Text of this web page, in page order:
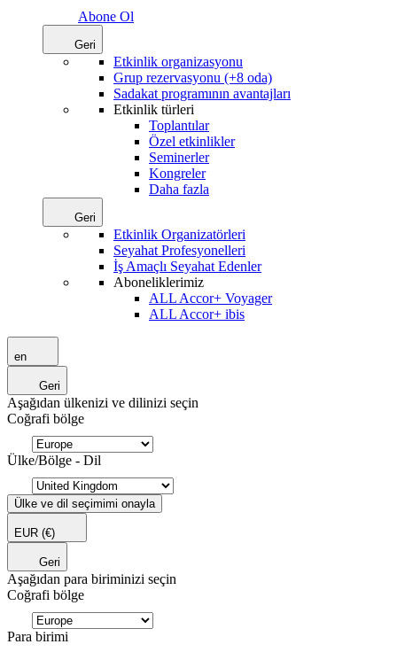
Abone Ol
Geri
Etkinlik organizasyonu
Grup rezervasyonu (+8 oda)
Sadakat programının avantajları
Etkinlik türleri
Toplantılar
Özel etkinlikler
Seminerler
Kongreler
Daha fazla
Geri
Etkinlik Organizatörleri
Seyahat Profesyonelleri
İş Amaçlı Seyahat Edenler
Aboneliklerimiz
ALL Accor+ Voyager
ALL Accor+ ibis
en
Geri
Aşağıdan ülkenizi ve dilinizi seçin
Coğrafi bölge
Ülke/Bölge - Dil
Ülke ve dil seçimimi onayla
EUR (€)
Geri
Aşağıdan para biriminizi seçin
Coğrafi bölge
Para birimi